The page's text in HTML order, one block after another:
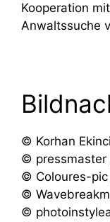
Kooperation mit
Anwaltssuche
© Korhan
© pressmaster
© Coloures-pic
©
©